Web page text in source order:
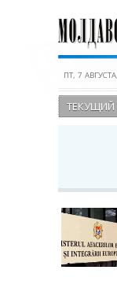
ПТ, 7
ТЕКУЩИЙ